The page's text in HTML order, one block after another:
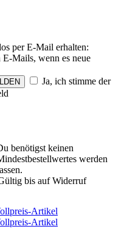
per E-Mail erhalten:
Mails, wenn es neue
Ja, ich stimme der
benötigst keinen
werden
bis auf Widerruf